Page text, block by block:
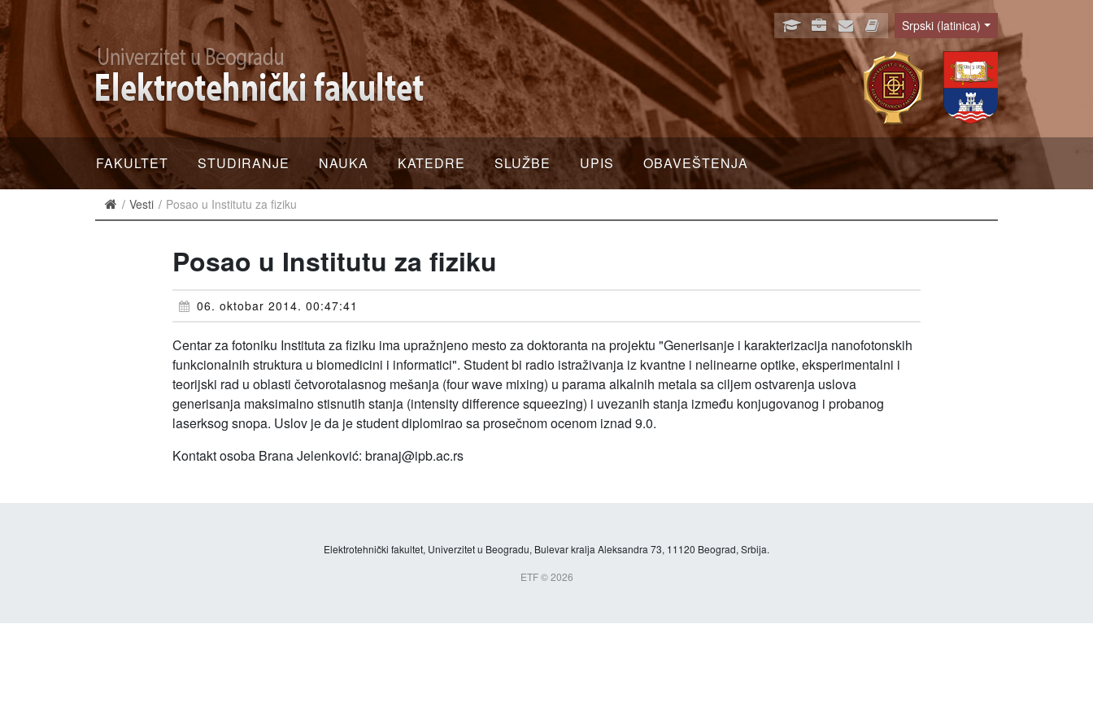
Language
Srpski (latinica)
FAKULTET STUDIRANJE NAUKA KATEDRE SLUŽBE UPIS OBAVEŠTENJA
Vesti Posao u Institutu za fiziku
Posao u Institutu za fiziku
06. oktobar 2014. 00:47:41
Centar za fotoniku Instituta za fiziku ima upražnjeno mesto za doktoranta na projektu "Generisanje i karakterizacija nanofotonskih
funkcionalnih struktura u biomedicini i informatici". Student bi radio istraživanja iz kvantne i nelinearne optike, eksperimentalni i
teorijski rad u oblasti četvorotalasnog mešanja (four wave mixing) u parama alkalnih metala sa ciljem ostvarenja uslova
generisanja maksimalno stisnutih stanja (intensity difference squeezing) i uvezanih stanja između konjugovanog i probanog
laserksog snopa. Uslov je da je student diplomirao sa prosečnom ocenom iznad 9.0.
Kontakt osoba Brana Jelenković: branaj@ipb.ac.rs
Elektrotehnički fakultet, Univerzitet u Beogradu, Bulevar kralja Aleksandra 73, 11120 Beograd, Srbija.
ETF © 2026